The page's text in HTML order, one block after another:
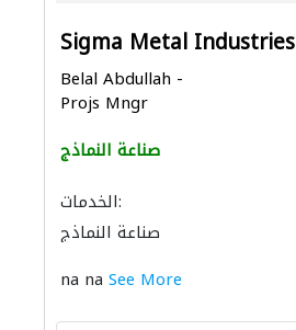
Sigma Metal Industries
Belal Abdullah -
Projs Mngr
صناعة النماذج
الخدمات:
صناعة النماذج
na na See More